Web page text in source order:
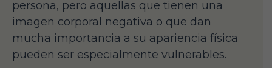
persona, pero aquellas que tienen una
imagen corporal negativa o que dan
mucha importancia a su apariencia física
pueden ser especialmente vulnerables.